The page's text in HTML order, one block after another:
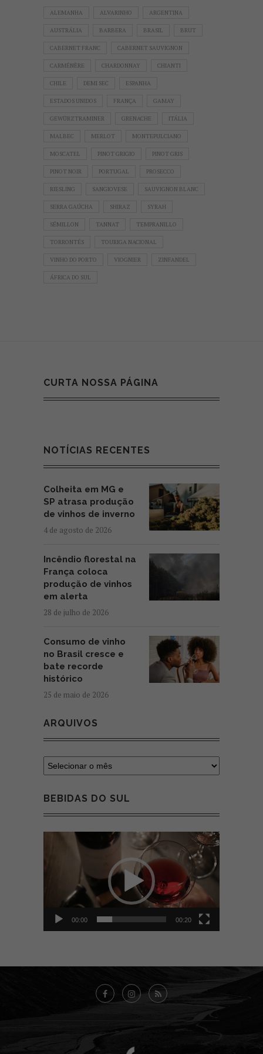
ALEMANHA ALVARINHO ARGENTINA
AUSTRÁLIA BARBERA BRASIL BRUT
CABERNET FRANC CABERNET SAUVIGNON
CARMÉNÈRE CHARDONNAY CHIANTI
CHILE DEMI SEC ESPANHA
ESTADOS UNIDOS FRANÇA GAMAY
GEWÜRZTRAMINER GRENACHE ITÁLIA
MALBEC MERLOT MONTEPULCIANO
MOSCATEL PINOT GRIGIO PINOT GRIS
PINOT NOIR PORTUGAL PROSECCO
RIESLING SANGIOVESE SAUVIGNON BLANC
SERRA GAÚCHA SHIRAZ SYRAH
SÉMILLON TANNAT TEMPRANILLO
TORRONTÉS TOURIGA NACIONAL
VINHO DO PORTO VIOGNIER ZINFANDEL
ÁFRICA DO SUL
CURTA NOSSA PÁGINA
NOTÍCIAS RECENTES
Colheita em MG e
SP atrasa produção
de vinhos de inverno
4 de agosto de 2026
Incêndio florestal na
França coloca
produção de vinhos
em alerta
28 de julho de 2026
Consumo de vinho
no Brasil cresce e
bate recorde
histórico
25 de maio de 2026
ARQUIVOS
BEBIDAS DO SUL
00:00 00:20